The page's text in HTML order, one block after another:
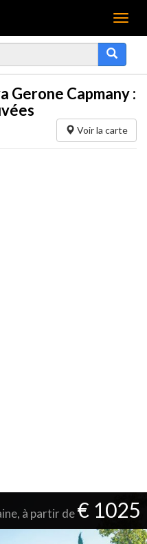
Menu
Gerone Capmany :
Voir la carte
à partir de€ 1025